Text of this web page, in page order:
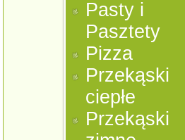
Pasty i
Pasztety
Pizza
Przekąski
ciepłe
Przekąski